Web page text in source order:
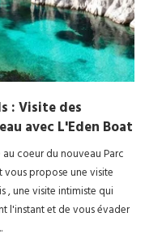
: Visite des
avec L'Eden Boat
au coeur du nouveau Parc
vous propose une visite
, une visite intimiste qui
l'instant et de vous évader